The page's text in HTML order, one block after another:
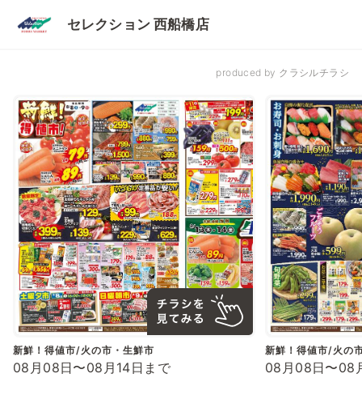
セレクション 西船橋店
produced by クラシルチラシ
新鮮！得値市/火の市・生鮮市
08月08日〜08月14日まで
新鮮！得値市/火の
08月08日〜08